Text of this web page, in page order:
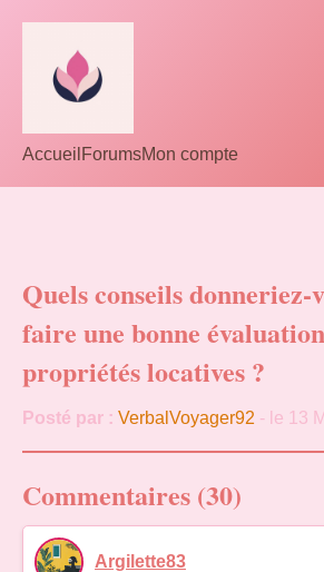
Accueil ForumsMon compte
Quels conseils donneriez-
faire une bonne
propriétés locatives ?
Posté par : VerbalVoyager92 - le 13
Commentaires (30)
Argilette83